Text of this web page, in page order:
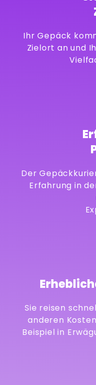
Ihr Gepäck
Zielort an und
Der
Erfahrung in
Sie reisen
anderen
Beispiel in